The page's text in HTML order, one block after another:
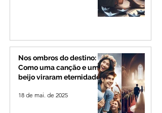
Nos ombros do destino:
Como uma canção e um
beijo viraram eternidade
18 de mai. de 2025